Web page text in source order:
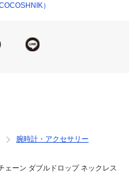
お受けできない場合もござ
すが、ココシュニックのお
）
腕時計・アクセサリー
ェーン ダブルドロップ ネックレス